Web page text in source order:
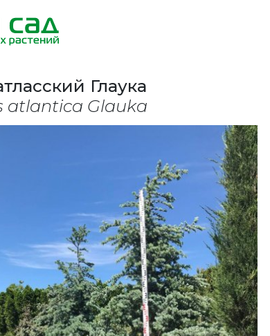
Глаука
atlantica Glauka